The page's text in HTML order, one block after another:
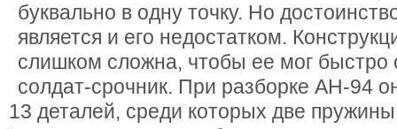
буквально в одну точку. Но
является и его недостатком.
слишком сложна, чтобы ее мог быстро
солдат-срочник. При разборке АН-94
13 деталей, среди которых две